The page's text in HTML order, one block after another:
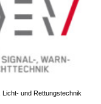
Licht- und Rettungstechnik